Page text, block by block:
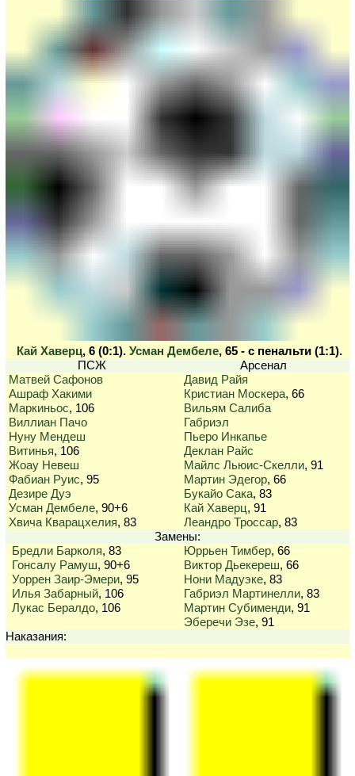
Кай Хаверц, 6 (0:1). Усман Дембеле, 65 - с пенальти (1:1).
ПСЖ
Арсенал
Матвей Сафонов
Давид Райя
Ашраф Хакими
Кристиан Москера, 66
Маркиньос, 106
Вильям Салиба
Виллиан Пачо
Габриэл
Нуну Мендеш
Пьеро Инкапье
Витинья, 106
Деклан Райс
Жоау Невеш
Майлс Льюис-Скелли, 91
Фабиан Руис, 95 Мартин Эдегор, 66
Дезире Дуэ
Букайо Сака, 83
Усман Дембеле, 90+6 Кай Хаверц, 91
Хвича Кварацхелия, 83 Леандро Троссар, 83
Замены:
Бредли Барколя, 83 Юррьен Тимбер, 66
Гонсалу Рамуш, 90+6 Виктор Дьекереш, 66
Уоррен Заир-Эмери, 95 Нони Мадуэке, 83
Илья Забарный, 106 Габриэл Мартинелли, 83
Лукас Бералдо, 106 Мартин Субименди, 91
Эберечи Эзе, 91
Наказания: